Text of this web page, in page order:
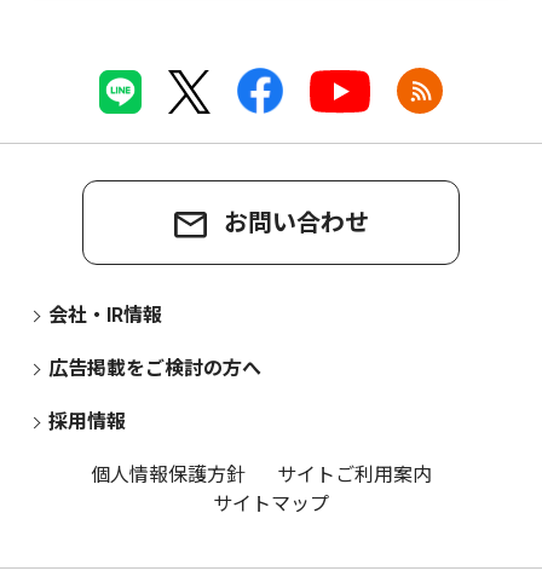
お問い合わせ
会社・IR情報
広告掲載をご検討の方へ
採用情報
個人情報保護方針
サイトご利用案内
サイトマップ